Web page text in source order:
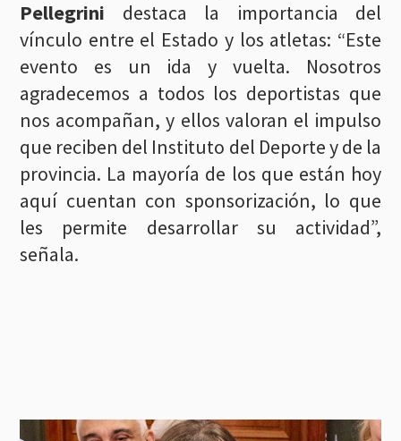
Pellegrini destaca la importancia del
vínculo entre el Estado y los atletas: “Este
evento es un ida y vuelta. Nosotros
agradecemos a todos los deportistas que
nos acompañan, y ellos valoran el impulso
que reciben del Instituto del Deporte y de la
provincia. La mayoría de los que están hoy
aquí cuentan con sponsorización, lo que
les permite desarrollar su actividad”,
señala.